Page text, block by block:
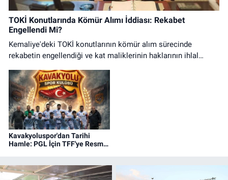
TOKİ Konutlarında Kömür Alımı İddiası: Rekabet
Engellendi Mi?
Kemaliye'deki TOKİ konutlarının kömür alım sürecinde
rekabetin engellendiği ve kat maliklerinin haklarının ihlal
Kavakyoluspor'dan Tarihi
Hamle: PGL İçin TFF'ye Resmi